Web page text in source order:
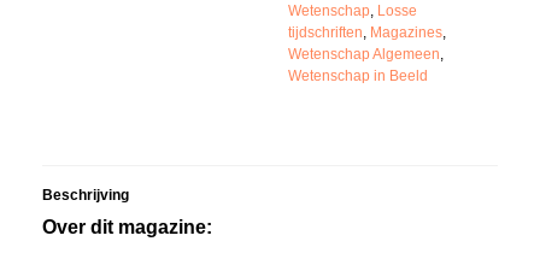
Wetenschap, Losse
tijdschriften, Magazines,
Wetenschap Algemeen,
Wetenschap in Beeld
Beschrijving
Over dit magazine: